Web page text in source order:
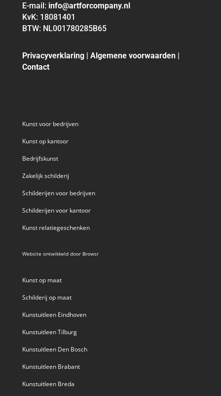
E-mail: info@artforcompany.nl
KvK: 18081401
BTW: NL001780285B65
Privacyverklaring| Algemene voorwaarden|
Contact
Kunst voor bedrijven
Kunst op kantoor
Bedrijfskunst
Zakelijk schilderij
Schilderijen voor bedrijven
Schilderijen voor kantoor
Kunst relatiegeschenken
Website ontwikkeld door Browsr
Kunst op maat
Schilderij op maat
Kunstuitleen Eindhoven
Kunstuitleen Tilburg
Kunstuitleen Den Bosch
Kunstuitleen Brabant
Kunstuitleen Breda